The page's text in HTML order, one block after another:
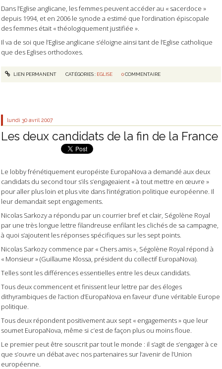
Dans l’Eglise anglicane, les femmes peuvent accéder au « sacerdoce »
depuis 1994, et en 2006 le synode a estimé que l’ordination épiscopale
des femmes était « théologiquement justifiée ».
Il va de soi que l’Eglise anglicane s’éloigne ainsi tant de l’Eglise catholique
que des Eglises orthodoxes.
LIEN PERMANENT CATÉGORIES : EGLISE 0COMMENTAIRE
lundi 30 avril 2007
Les deux candidats de la fin de la France
Le lobby frénétiquement européiste EuropaNova a demandé aux deux
candidats du second tour s’ils s’engageaient « à tout mettre en œuvre »
pour aller plus loin et plus vite dans l’intégration politique européenne. Il
leur demandait sept engagements.
Nicolas Sarkozy a répondu par un courrier bref et clair, Ségolène Royal
par une très longue lettre filandreuse enfilant les clichés de sa campagne,
à quoi s’ajoutent les réponses spécifiques sur les sept points.
Nicolas Sarkozy commence par « Chers amis », Ségolène Royal répond à
« Monsieur » (Guillaume Klossa, président du collectif EuropaNova).
Telles sont les différences essentielles entre les deux candidats.
Tous deux commencent et finissent leur lettre par des éloges
dithyrambiques de l’action d’EuropaNova en faveur d’une véritable Europe
politique.
Tous deux répondent positivement aux sept « engagements » que leur
soumet EuropaNova, même si c’est de façon plus ou moins floue.
Le premier peut être souscrit par tout le monde : il s’agit de s’engager à ce
que s’ouvre un débat avec nos partenaires sur l’avenir de l’Union
européenne.